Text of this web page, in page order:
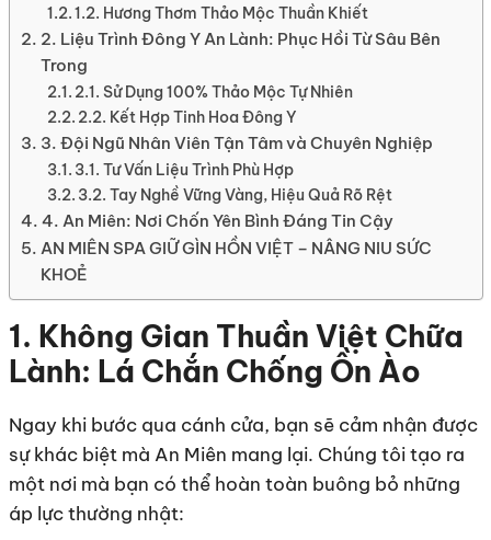
1.2. Hương Thơm Thảo Mộc Thuần Khiết
2. Liệu Trình Đông Y An Lành: Phục Hồi Từ Sâu Bên
Trong
2.1. Sử Dụng 100% Thảo Mộc Tự Nhiên
2.2. Kết Hợp Tinh Hoa Đông Y
3. Đội Ngũ Nhân Viên Tận Tâm và Chuyên Nghiệp
3.1. Tư Vấn Liệu Trình Phù Hợp
3.2. Tay Nghề Vững Vàng, Hiệu Quả Rõ Rệt
4. An Miên: Nơi Chốn Yên Bình Đáng Tin Cậy
AN MIÊN SPA GIỮ GÌN HỒN VIỆT – NÂNG NIU SỨC
KHOẺ
1. Không Gian Thuần Việt Chữa
Lành: Lá Chắn Chống Ồn Ào
Ngay khi bước qua cánh cửa, bạn sẽ cảm nhận được
sự khác biệt mà An Miên mang lại. Chúng tôi tạo ra
một nơi mà bạn có thể hoàn toàn buông bỏ những
áp lực thường nhật: